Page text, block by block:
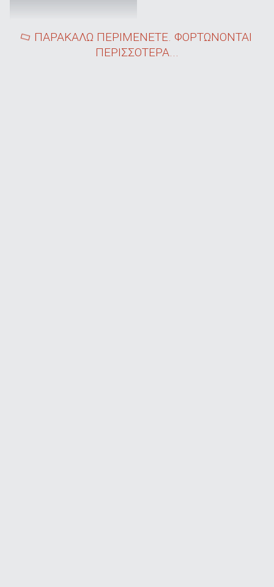
ΠΑΡΑΚΑΛΩ ΠΕΡΙΜΕΝΕΤΕ. ΦΟΡΤΩΝΟΝΤΑΙ
ΠΕΡΙΣΣΟΤΕΡΑ...